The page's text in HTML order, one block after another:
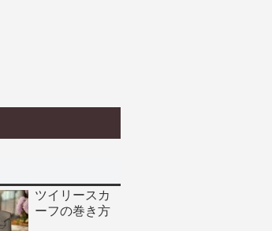
ツイリースカ
ーフの巻き方